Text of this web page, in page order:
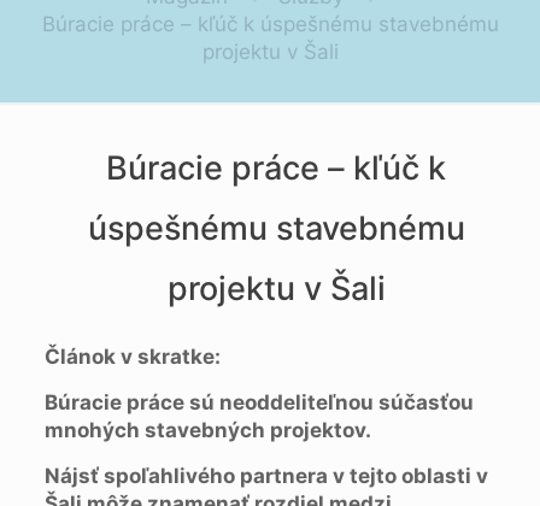
Búracie práce – kľúč k úspešnému stavebnému
projektu v Šali
Búracie práce – kľúč k
úspešnému stavebnému
projektu v Šali
Článok v skratke:
Búracie práce sú neoddeliteľnou súčasťou
mnohých stavebných projektov.
Nájsť spoľahlivého partnera v tejto oblasti v